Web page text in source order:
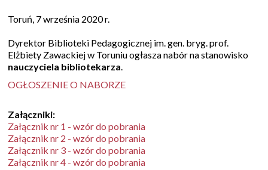
Toruń, 7 września 2020 r.
Dyrektor Biblioteki Pedagogicznej im. gen. bryg. prof.
Elżbiety Zawackiej w Toruniu ogłasza nabór na stanowisko
nauczyciela bibliotekarza.
OGŁOSZENIE O NABORZE
Załączniki:
Załącznik nr 1 - wzór do pobrania
Załącznik nr 2 - wzór do pobrania
Załącznik nr 3 - wzór do pobrania
Załącznik nr 4 - wzór do pobrania